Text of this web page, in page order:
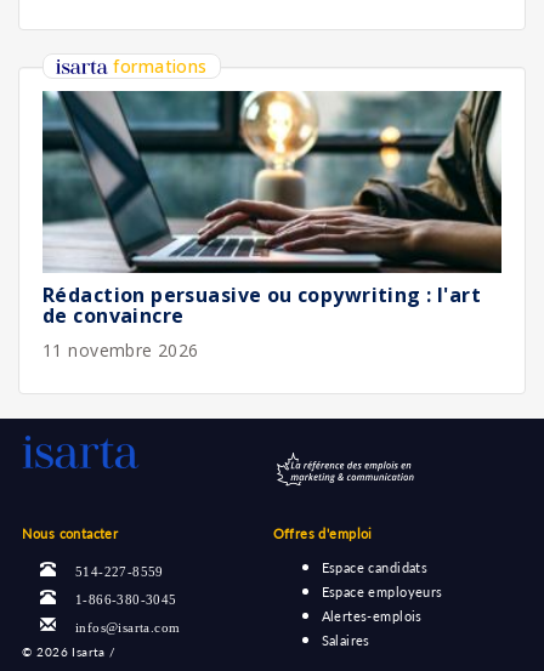
formations
Rédaction persuasive ou copywriting : l'art
de convaincre
11 novembre 2026
Nous contacter
514-227-8559
1-866-380-3045
infos@isarta.com
©2026 Isarta /
Offres d'emploi
Espace candidats
Espace employeurs
Alertes-emplois
Salaires